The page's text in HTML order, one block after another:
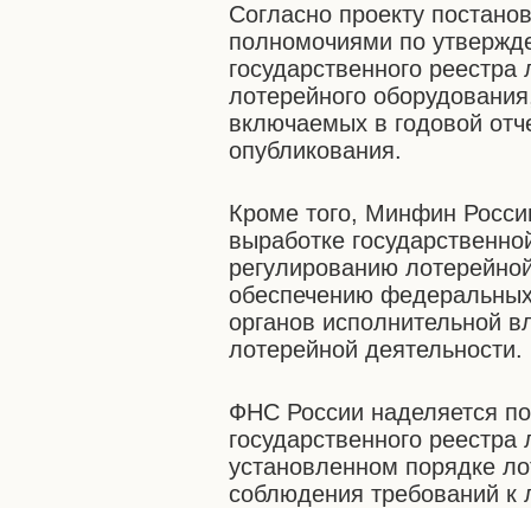
Согласно проекту
полномочиями по
государственного
лотерейного
включаемых в годовой
опубликования.
Кроме того, Минфин
выработке
регулированию
обеспечению
органов исполнительной
лотерейной деятельности.
ФНС России наделяется
государственного
установленном порядке
соблюдения требований к